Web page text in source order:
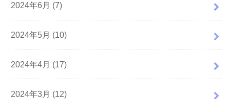
2024年6月 (7)
2024年5月 (10)
2024年4月 (17)
2024年3月 (12)